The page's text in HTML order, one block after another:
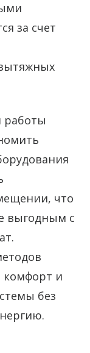
за счет
работы
что
выгодным с
комфорт и
без